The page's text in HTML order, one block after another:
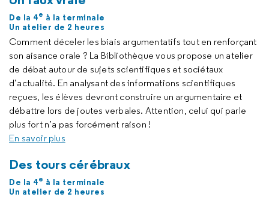
De la 4e à la terminale
Un atelier de 2 heures
Comment déceler les biais argumentatifs tout en renforçant
son aisance orale ? La Bibliothèque vous propose un atelier
de débat autour de sujets scientifiques et sociétaux
d’actualité. En analysant des informations scientifiques
reçues, les élèves devront construire un argumentaire et
débattre lors de joutes verbales. Attention, celui qui parle
plus fort n’a pas forcément raison !
En savoir plus
Des tours cérébraux
De la 4e à la terminale
Un atelier de 2 heures